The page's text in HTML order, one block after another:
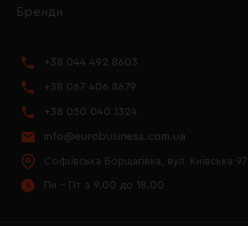
Бренди
+38 044 492 8603
+38 067 406 8679
+38 050 040 1324
info@eurobusiness.com.ua
Софіївська Борщагівка, вул. Київська 97
Пн - Пт з 9.00 до 18.00